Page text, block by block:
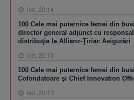
ieri, 20:14
100 Cele mai puternice femei din
director general adjunct cu
distribuţie la Allianz-Ţiriac Asigurări
ieri, 20:13
100 Cele mai puternice femei din
Cofondatoare şi Chief Innovation
ieri, 20:13